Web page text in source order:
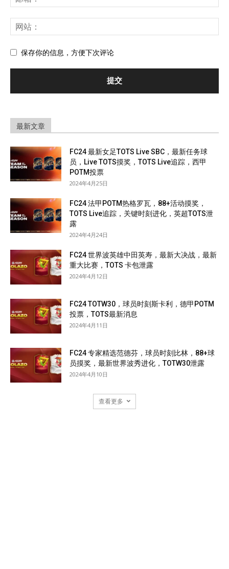
保存你的信息，方便下次评论
最新文章
FC24 最新女足TOTS Live SBC，最新任务球
员，Live TOTS摸奖，TOTS Live追踪，西甲
POTM投票
2024年4月25日
FC24 法甲POTM热格罗瓦，88+活动摸奖，
TOTS Live追踪，关键时刻进化，英超TOTS泄
露
2024年4月24日
FC24 世界波英雄中田英寿，最新大决战，最新
重大比赛，TOTS 卡包泄露
2024年4月12日
FC24 TOTW30，球员时刻斯卡利，德甲POTM
投票，TOTS最新消息
2024年4月11日
FC24 专家精选范德芬，球员时刻比林，88+球
员摸奖，最新世界波秀进化，TOTW30泄露
2024年4月10日
查看更多